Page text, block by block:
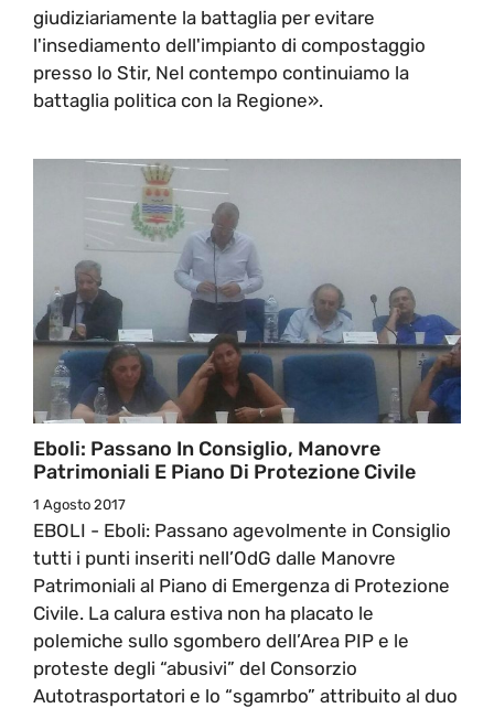
giudiziariamente la battaglia per evitare
l'insediamento dell'impianto di compostaggio
presso lo Stir, Nel contempo continuiamo la
battaglia politica con la Regione».
Eboli: Passano In Consiglio, Manovre
Patrimoniali E Piano Di Protezione Civile
1 Agosto 2017
EBOLI - Eboli: Passano agevolmente in Consiglio
tutti i punti inseriti nell’OdG dalle Manovre
Patrimoniali al Piano di Emergenza di Protezione
Civile. La calura estiva non ha placato le
polemiche sullo sgombero dell’Area PIP e le
proteste degli “abusivi” del Consorzio
Autotrasportatori e lo “sgamrbo” attribuito al duo